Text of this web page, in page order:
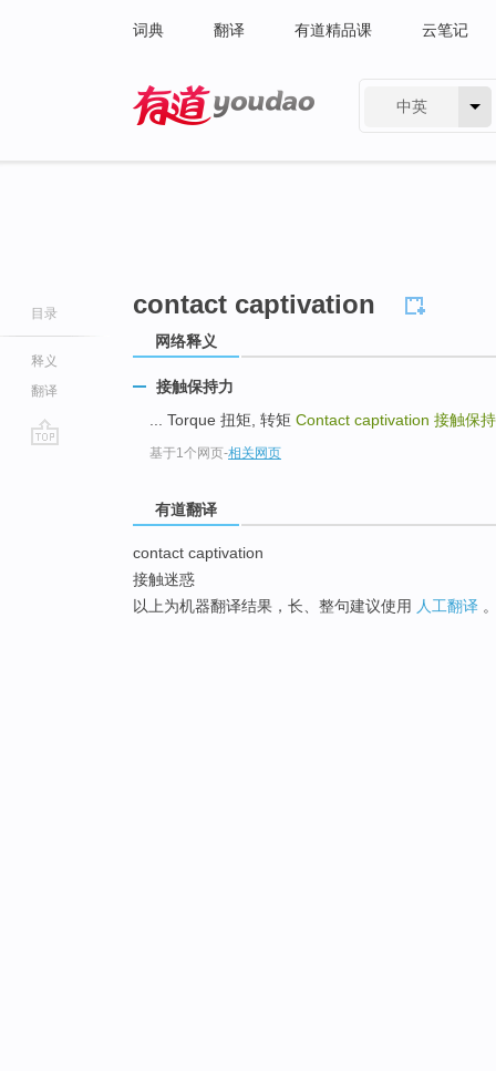
词典 翻译 有道精品课 云笔记
中英
目录
释义
翻译
contact captivation
网络释义
接触保持力
... Torque 扭矩, 转矩 Contact captivation 接触保
基于1个网页-相关网页
有道翻译
contact captivation
接触迷惑
以上为机器翻译结果，长、整句建议使用 人工翻译